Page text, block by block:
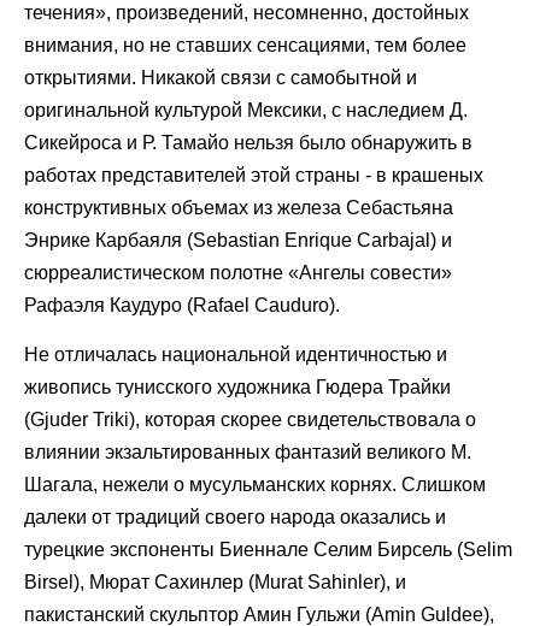
течения», произведений, несомненно, достойных
внимания, но не ставших сенсациями, тем более
открытиями. Никакой связи с самобытной и
оригинальной культурой Мексики, с наследием Д.
Сикейроса и Р. Тамайо нельзя было обнаружить в
работах представителей этой страны - в крашеных
конструктивных объемах из железа Себастьяна
Энрике Карбаяля (Sebastian Enrique Carbajal) и
сюрреалистическом полотне «Ангелы совести»
Рафаэля Каудуро (Rafael Cauduro).
Не отличалась национальной идентичностью и
живопись тунисского художника Гюдера Трайки
(Gjuder Triki), которая скорее свидетельствовала о
влиянии экзальтированных фантазий великого М.
Шагала, нежели о мусульманских корнях. Слишком
далеки от традиций своего народа оказались и
турецкие экспоненты Биеннале Селим Бирсель (Selim
Birsel), Мюрат Сахинлер (Murat Sahinler), и
пакистанский скульптор Амин Гульжи (Amin Guldee),